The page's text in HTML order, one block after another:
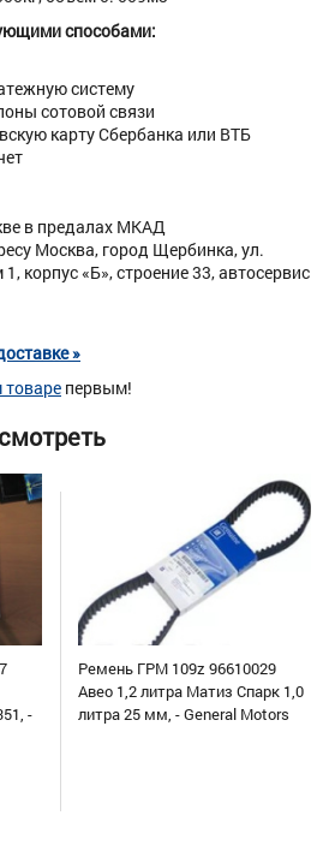
способами:
систему
сотовой связи
карту Сбербанка или ВТБ
в предалах МКАД
Москва, город Щербинка, ул.
корпус «Б», строение 33, автосервис
»
первым!
-
Ремень ГРМ 109z 96610029
Авео 1,2 литра Матиз Спарк 1,0
литра 25 мм, - General Motors